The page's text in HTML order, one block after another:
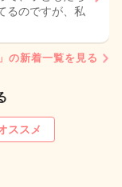
るのですが、私
の新着一覧を見る
ススメ